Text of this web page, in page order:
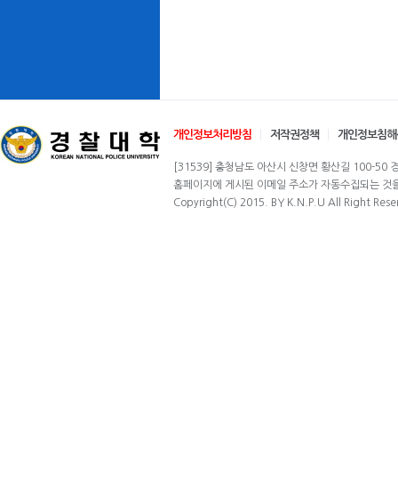
개인정보처리방침 저작권정책 개인정보침
[31539] 충청남도 아산시 신창면 황산길 100-50
홈페이지에 게시된 이메일 주소가 자동수집되는
Copyright(C) 2015. BY K.N.P.U All Right